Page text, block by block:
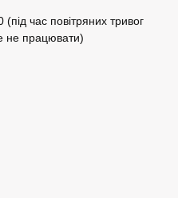
час повітряних тривог
не працювати)